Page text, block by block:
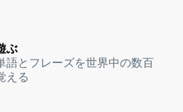
ぶ
語とフレーズを世界中の数百
える